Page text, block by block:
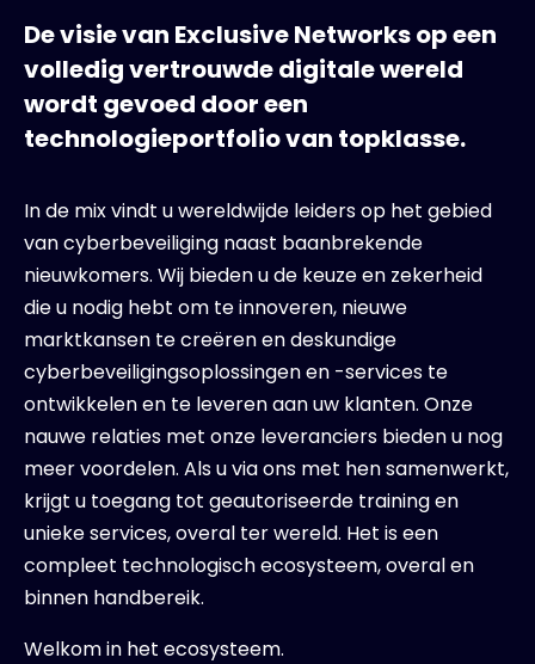
De visie van Exclusive Networks op een
volledig vertrouwde digitale wereld
wordt gevoed door een
technologieportfolio van topklasse.
In de mix vindt u wereldwijde leiders op het gebied
van cyberbeveiliging naast baanbrekende
nieuwkomers. Wij bieden u de keuze en zekerheid
die u nodig hebt om te innoveren, nieuwe
marktkansen te creëren en deskundige
cyberbeveiligingsoplossingen en -services te
ontwikkelen en te leveren aan uw klanten. Onze
nauwe relaties met onze leveranciers bieden u nog
meer voordelen. Als u via ons met hen samenwerkt,
krijgt u toegang tot geautoriseerde training en
unieke services, overal ter wereld. Het is een
compleet technologisch ecosysteem, overal en
binnen handbereik.
Welkom in het ecosysteem.